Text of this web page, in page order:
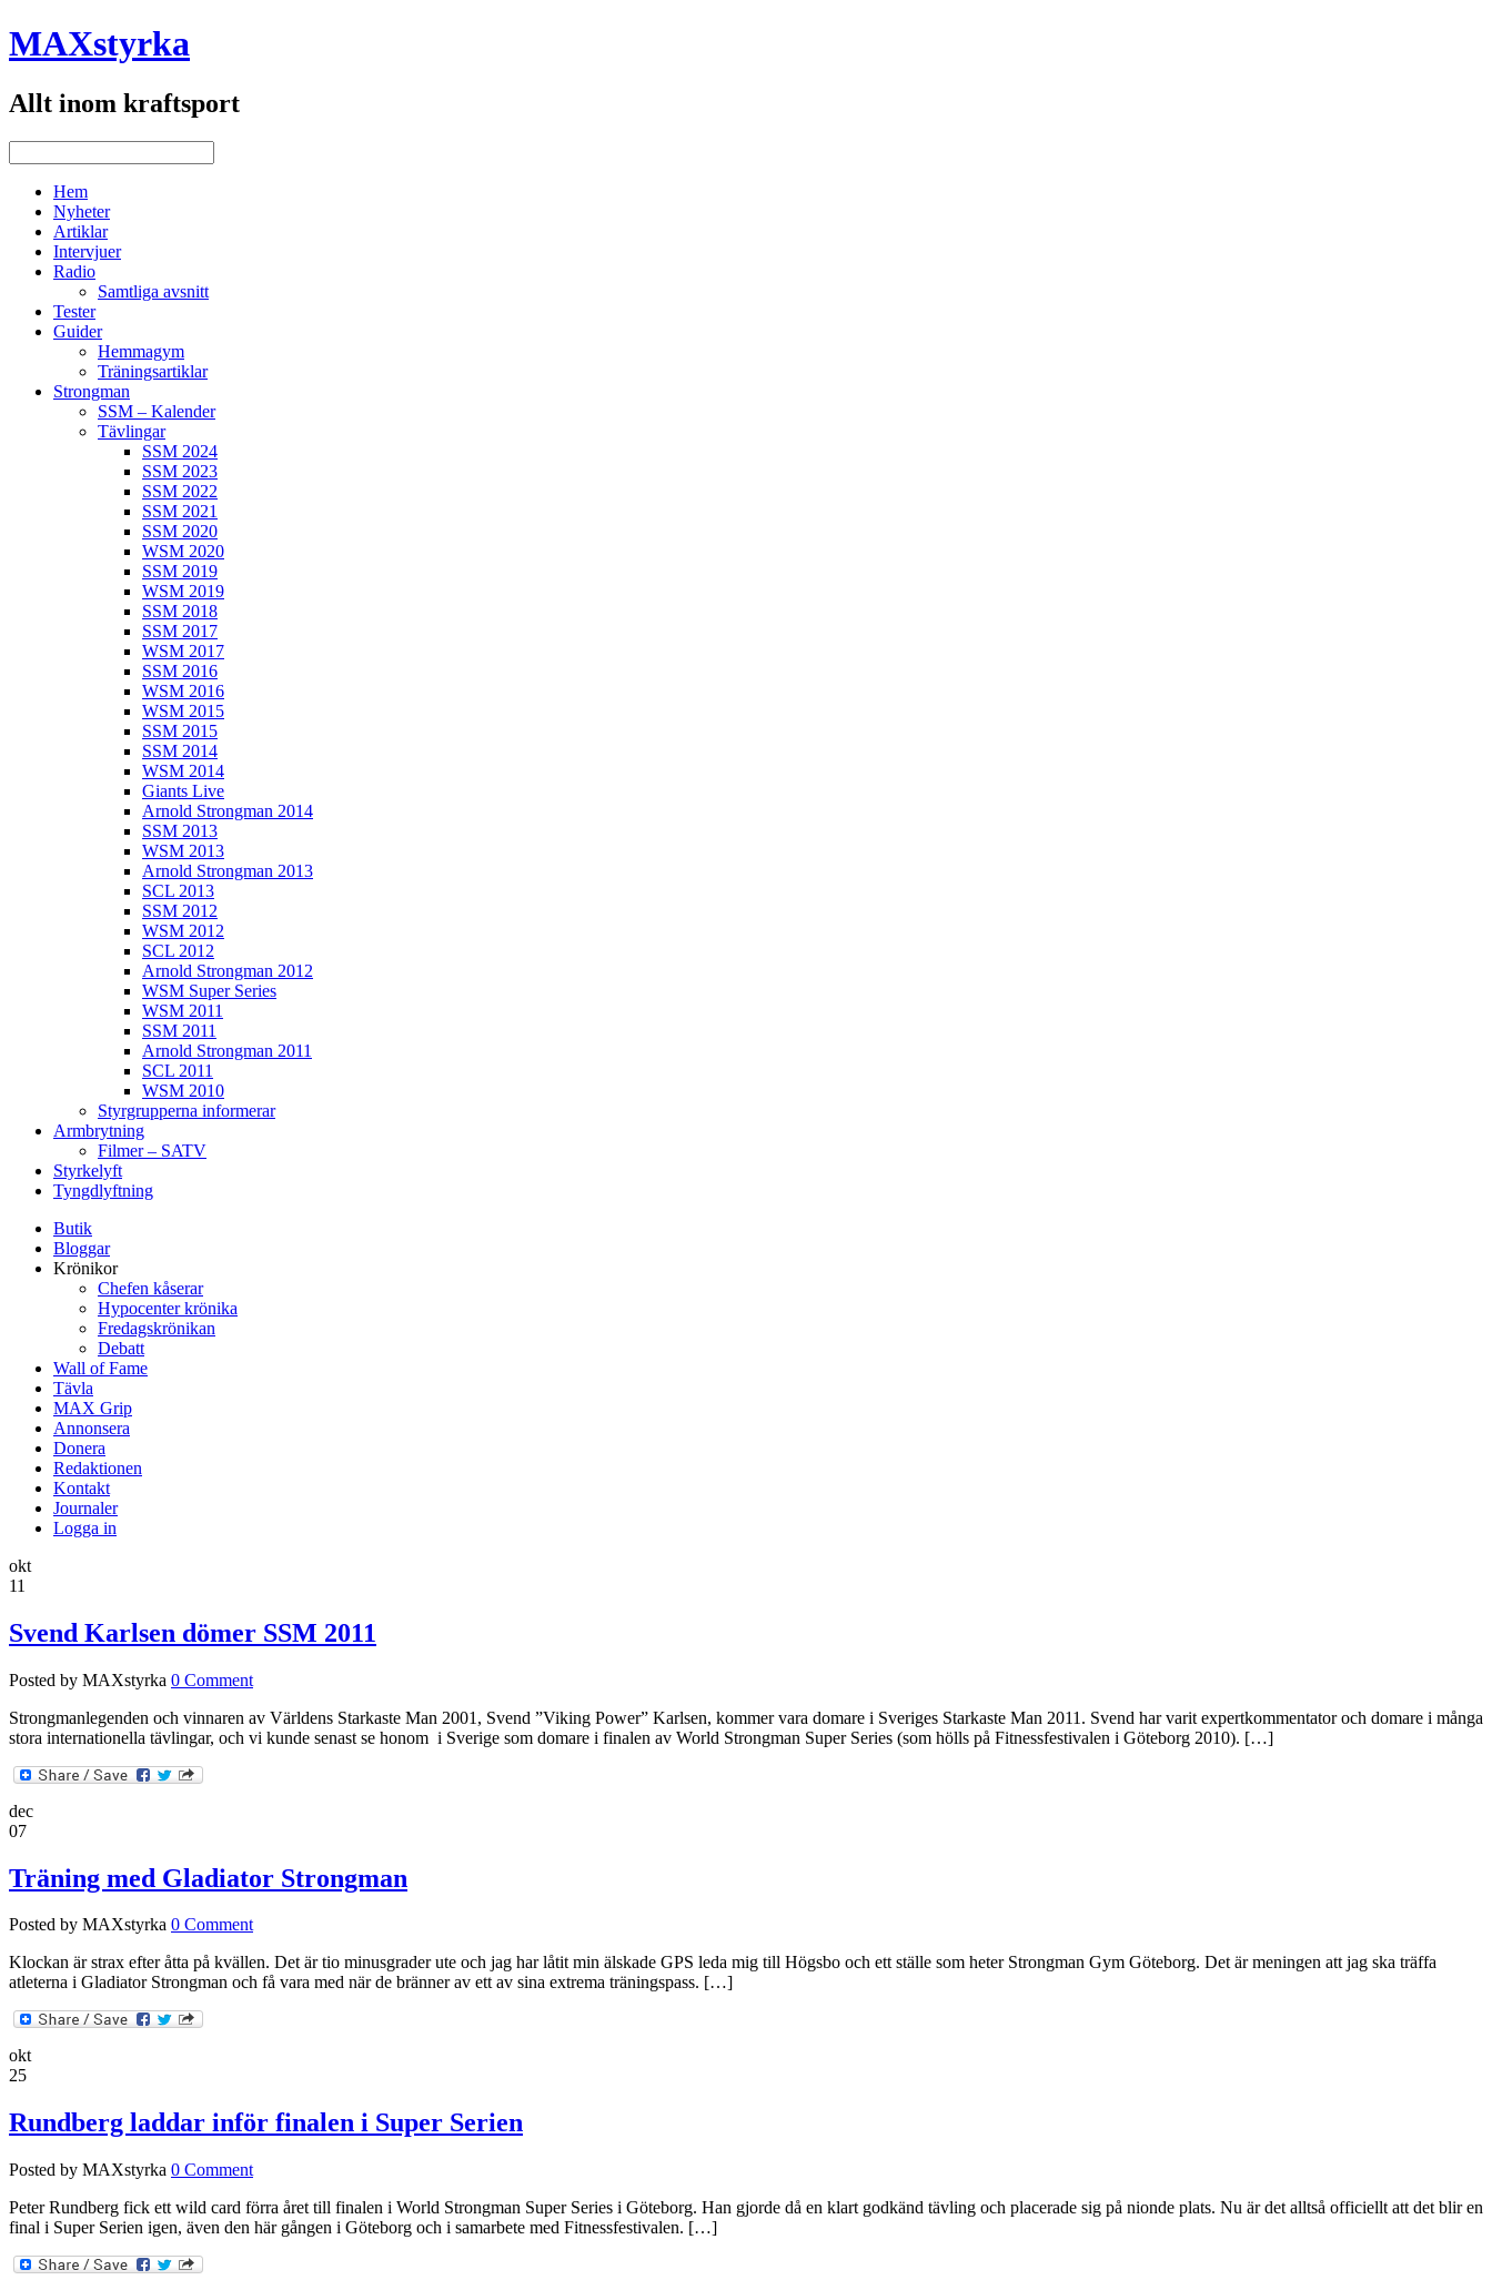
MAXstyrka
Allt inom kraftsport
Hem
Nyheter
Artiklar
Intervjuer
Radio
Samtliga avsnitt
Tester
Guider
Hemmagym
Träningsartiklar
Strongman
SSM – Kalender
Tävlingar
SSM 2024
SSM 2023
SSM 2022
SSM 2021
SSM 2020
WSM 2020
SSM 2019
WSM 2019
SSM 2018
SSM 2017
WSM 2017
SSM 2016
WSM 2016
WSM 2015
SSM 2015
SSM 2014
WSM 2014
Giants Live
Arnold Strongman 2014
SSM 2013
WSM 2013
Arnold Strongman 2013
SCL 2013
SSM 2012
WSM 2012
SCL 2012
Arnold Strongman 2012
WSM Super Series
WSM 2011
SSM 2011
Arnold Strongman 2011
SCL 2011
WSM 2010
Styrgrupperna informerar
Armbrytning
Filmer – SATV
Styrkelyft
Tyngdlyftning
Butik
Bloggar
Krönikor
Chefen kåserar
Hypocenter krönika
Fredagskrönikan
Debatt
Wall of Fame
Tävla
MAX Grip
Annonsera
Donera
Redaktionen
Kontakt
Journaler
Logga in
okt
11
Svend Karlsen dömer SSM 2011
Posted by MAXstyrka 0 Comment
Strongmanlegenden och vinnaren av Världens Starkaste Man 2001, Svend ”Viking Power” Karlsen, kommer vara domare i Sveriges Starkaste Man 2011. Svend har varit expertkommentator och domare i många
stora internationella tävlingar, och vi kunde senast se honom i Sverige som domare i finalen av World Strongman Super Series (som hölls på Fitnessfestivalen i Göteborg 2010). […]
dec
07
Träning med Gladiator Strongman
Posted by MAXstyrka 0 Comment
Klockan är strax efter åtta på kvällen. Det är tio minusgrader ute och jag har låtit min älskade GPS leda mig till Högsbo och ett ställe som heter Strongman Gym Göteborg. Det är meningen att jag ska träffa
atleterna i Gladiator Strongman och få vara med när de bränner av ett av sina extrema träningspass. […]
okt
25
Rundberg laddar inför finalen i Super Serien
Posted by MAXstyrka 0 Comment
Peter Rundberg fick ett wild card förra året till finalen i World Strongman Super Series i Göteborg. Han gjorde då en klart godkänd tävling och placerade sig på nionde plats. Nu är det alltså officiellt att det blir en
final i Super Serien igen, även den här gången i Göteborg och i samarbete med Fitnessfestivalen. […]